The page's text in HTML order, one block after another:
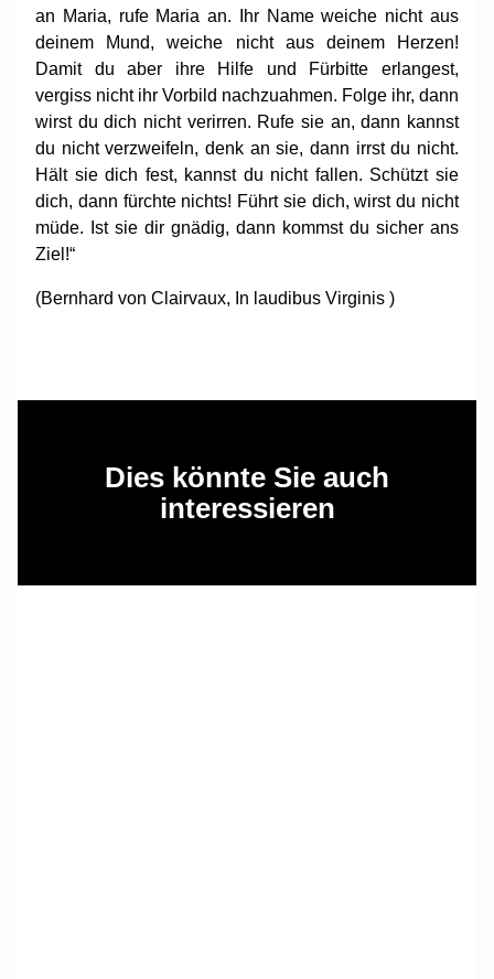
an Maria, rufe Maria an. Ihr Name weiche nicht aus
deinem Mund, weiche nicht aus deinem Herzen!
Damit du aber ihre Hilfe und Fürbitte erlangest,
vergiss nicht ihr Vorbild nachzuahmen. Folge ihr, dann
wirst du dich nicht verirren. Rufe sie an, dann kannst
du nicht verzweifeln, denk an sie, dann irrst du nicht.
Hält sie dich fest, kannst du nicht fallen. Schützt sie
dich, dann fürchte nichts! Führt sie dich, wirst du nicht
müde. Ist sie dir gnädig, dann kommst du sicher ans
Ziel!“
(Bernhard von Clairvaux, In laudibus Virginis )
Dies könnte Sie auch
interessieren